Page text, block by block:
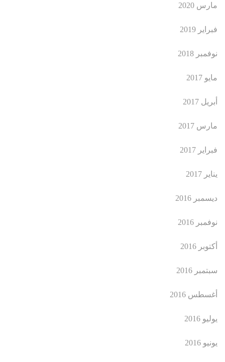
مارس 2020
فبراير 2019
نوفمبر 2018
مايو 2017
أبريل 2017
مارس 2017
فبراير 2017
يناير 2017
ديسمبر 2016
نوفمبر 2016
أكتوبر 2016
سبتمبر 2016
أغسطس 2016
يوليو 2016
يونيو 2016